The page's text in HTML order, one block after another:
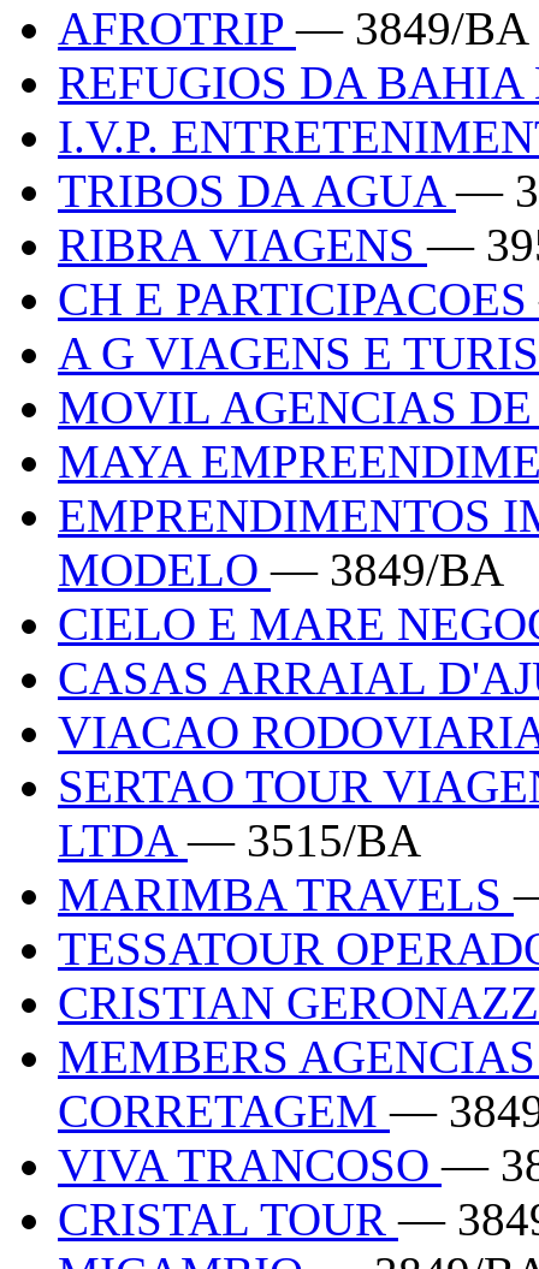
AFROTRIP— 3849/BA
REFUGIOS DA
I.V.P.
TRIBOS DA AGUA—
RIBRA VIAGENS—
CH E PARTICIPACOES
A G VIAGENS E
MOVIL AGENCIAS
MAYA
EMPRENDIMENTOS
MODELO— 3849/BA
CIELO E MARE
CASAS ARRAIAL
VIACAO
SERTAO TOUR
LTDA— 3515/BA
MARIMBA TRAVELS
TESSATOUR
CRISTIAN
MEMBERS
CORRETAGEM—
VIVA TRANCOSO—
CRISTAL TOUR—